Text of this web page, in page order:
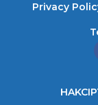
Privacy